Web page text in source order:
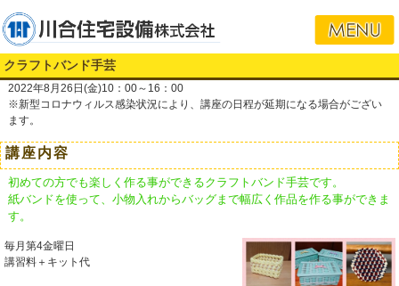
クラフトバンド手芸
2022年8月26日(金)10：00～16：00
※新型コロナウィルス感染状況により、講座の日程が延期になる場合がござい
ます。
講座内容
初めての方でも楽しく作る事ができるクラフトバンド手芸です。
紙バンドを使って、小物入れからバッグまで幅広く作品を作る事ができま
す。
毎月第4金曜日
講習料＋キット代